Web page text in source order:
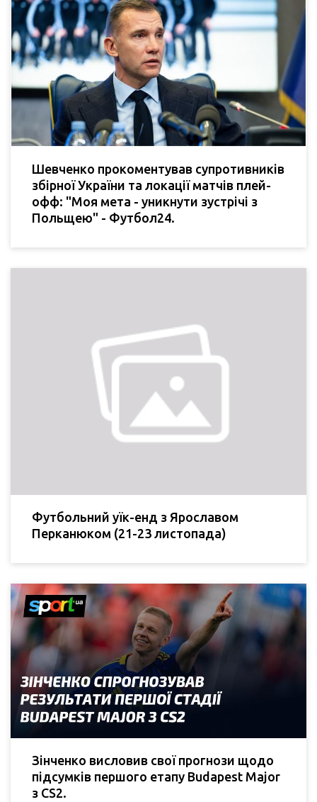
Шевченко прокоментував супротивників
збірної України та локації матчів плей-
офф: "Моя мета - уникнути зустрічі з
Польщею" - Футбол24.
Футбольний уїк-енд з Ярославом
Перканюком (21-23 листопада)
Зінченко висловив свої прогнози щодо
підсумків першого етапу Budapest Major
з CS2.